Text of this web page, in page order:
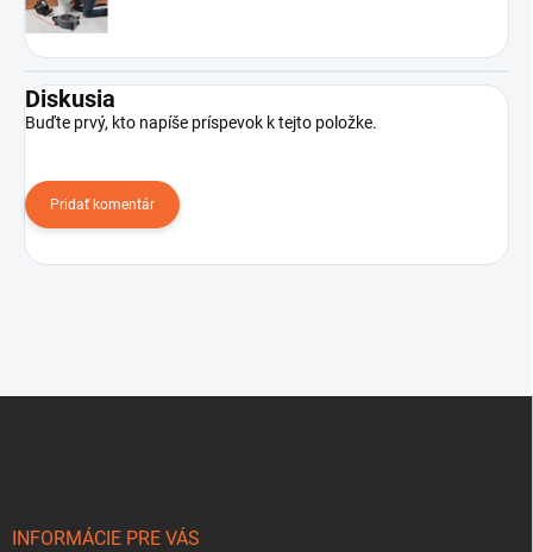
Diskusia
Buďte prvý, kto napíše príspevok k tejto položke.
Pridať komentár
INFORMÁCIE PRE VÁS